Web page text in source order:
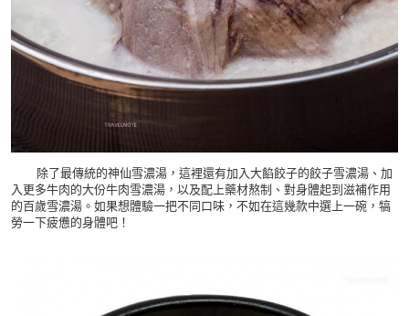
除了最傳統的神仙雪濃湯，這裡還有加入大餡餃子的餃子雪濃湯、加
入更多牛肉的大份牛肉雪濃湯，以及配上藥材熬制、對身體起到滋補作用
的百歲雪濃湯。如果想體驗一把不同口味，不如在這幾款中選上一碗，犒
勞一下疲憊的身體吧！